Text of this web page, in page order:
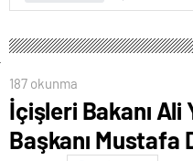
187 okunma
İçişleri Bakanı Ali
Başkanı Mustafa